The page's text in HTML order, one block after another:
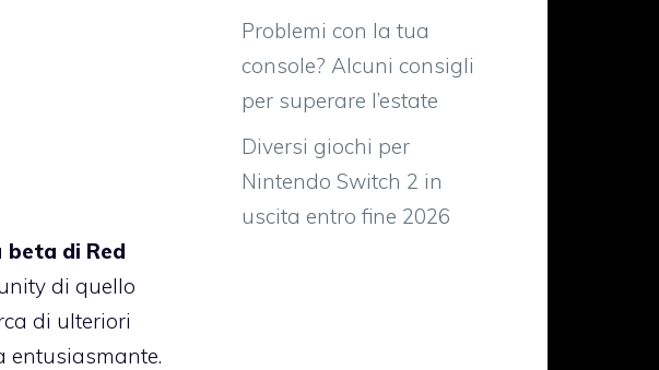
beta di Red
di quello
di ulteriori
entusiasmante.
Problemi con la tua
console? Alcuni consigli
per superare l’estate
Diversi giochi per
Nintendo Switch 2 in
uscita entro fine 2026